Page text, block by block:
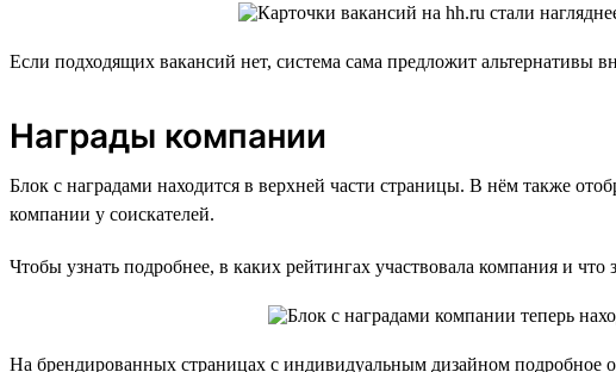
Если подходящих вакансий нет, система сама предложит альтернативы
Награды компании
Блок с наградами находится в верхней части страницы. В нём также
компании у соискателей.
Чтобы узнать подробнее, в каких рейтингах участвовала компания и
На брендированных страницах с индивидуальным дизайном подробное